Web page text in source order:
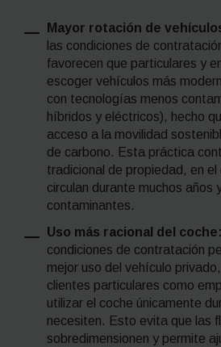
Mayor rotación de
las condiciones de
favorecen que particulares y
escoger vehículos más
con tecnologías menos
híbridos y eléctricos), hecho
acceso a la movilidad
de carbono. Esta práctica
tradicional de propiedad, en el
circulan durante muchos años
contaminantes.
Uso más racional del coche:
condiciones de contratación
mejor uso del vehículo
clientes particulares como
utilizar el coche únicamente
necesiten. Esto evita que las
sobredimensionen y permite